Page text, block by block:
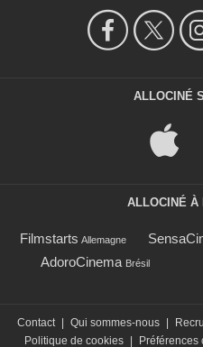
ALLOCINÉ
ALLOCINÉ À
Filmstarts Allemagne
AdoroCinema Brésil
Contact Qui sommes-nous
Politique de cookies
Préférences